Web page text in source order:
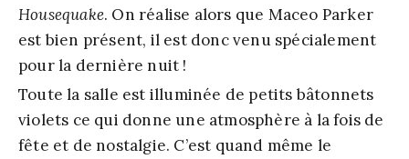
Housequake. On réalise alors que Maceo Parker
est bien présent, il est donc venu spécialement
pour la dernière nuit !
Toute la salle est illuminée de petits bâtonnets
violets ce qui donne une atmosphère à la fois de
fête et de nostalgie. C’est quand même le